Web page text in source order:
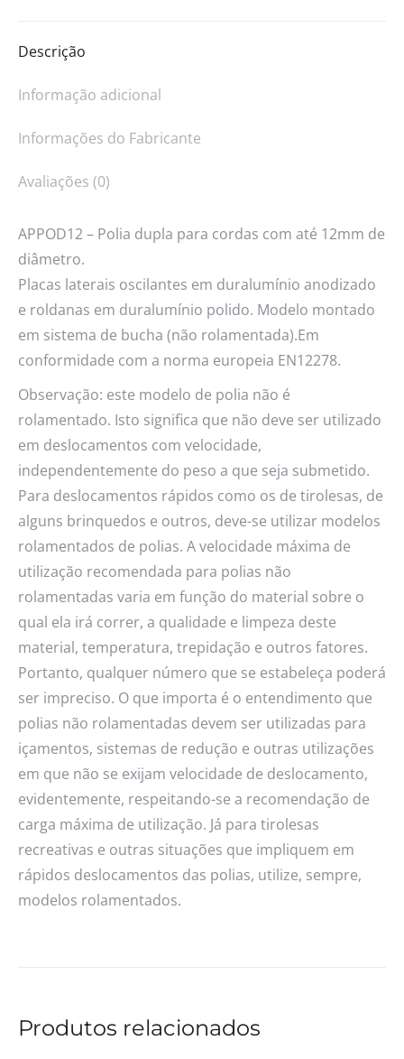
Descrição
Informação adicional
Informações do Fabricante
Avaliações (0)
APPOD12 – Polia dupla para cordas com até 12mm de
diâmetro.
Placas laterais oscilantes em duralumínio anodizado
e roldanas em duralumínio polido. Modelo montado
em sistema de bucha (não rolamentada).Em
conformidade com a norma europeia EN12278.
Observação: este modelo de polia não é
rolamentado. Isto significa que não deve ser utilizado
em deslocamentos com velocidade,
independentemente do peso a que seja submetido.
Para deslocamentos rápidos como os de tirolesas, de
alguns brinquedos e outros, deve-se utilizar modelos
rolamentados de polias. A velocidade máxima de
utilização recomendada para polias não
rolamentadas varia em função do material sobre o
qual ela irá correr, a qualidade e limpeza deste
material, temperatura, trepidação e outros fatores.
Portanto, qualquer número que se estabeleça poderá
ser impreciso. O que importa é o entendimento que
polias não rolamentadas devem ser utilizadas para
içamentos, sistemas de redução e outras utilizações
em que não se exijam velocidade de deslocamento,
evidentemente, respeitando-se a recomendação de
carga máxima de utilização. Já para tirolesas
recreativas e outras situações que impliquem em
rápidos deslocamentos das polias, utilize, sempre,
modelos rolamentados.
Produtos relacionados